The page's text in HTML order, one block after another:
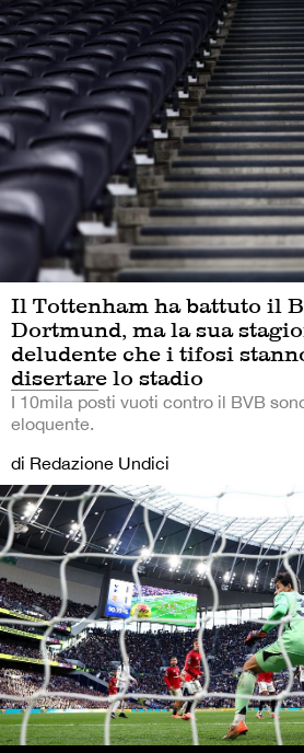
Il Tottenham ha battuto il
Dortmund, ma la sua
deludente che i tifosi
disertare lo stadio
I 10mila posti vuoti contro il BVB
eloquente.
di Redazione Undici